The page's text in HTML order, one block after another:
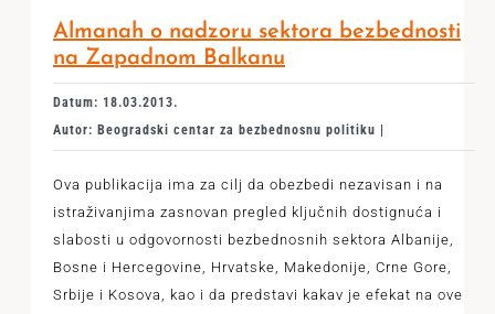
Almanah o nadzoru sektora bezbednosti
na Zapadnom Balkanu
Datum: 18.03.2013.
Autor: Beogradski centar za bezbednosnu politiku |
Ova publikacija ima za cilj da obezbedi nezavisan i na
istraživanjima zasnovan pregled ključnih dostignuća i
slabosti u odgovornosti bezbednosnih sektora Albanije,
Bosne i Hercegovine, Hrvatske, Makedonije, Crne Gore,
Srbije i Kosova, kao i da predstavi kakav je efekat na ove